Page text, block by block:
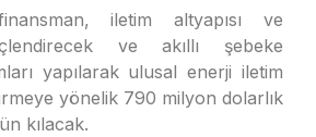
iletim altyapısı ve
ve akıllı şebeke
yapılarak ulusal enerji iletim
yönelik 790 milyon dolarlık
kılacak.